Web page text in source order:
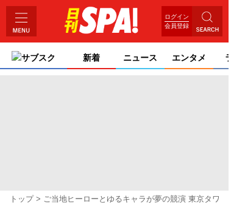
ログイン
会員登録
サブスク 新着 ニュース エンタメ
トップ
ご当地ヒーローとゆるキャラが夢の競演 東京タワ